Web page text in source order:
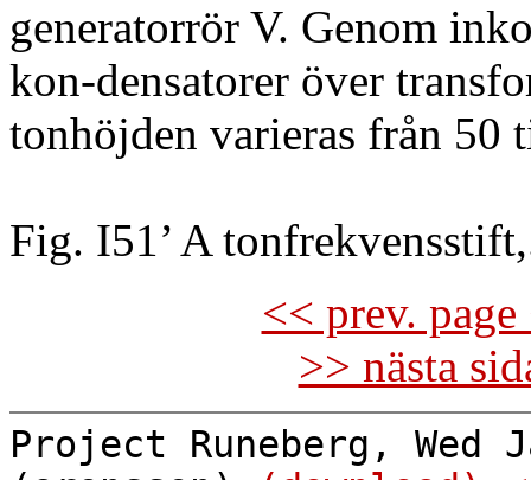
generatorrör V. Genom
kon-densatorer över
tonhöjden varieras från
Fig. I51’ A
<< prev.
>> nästa
Project Runeberg, Wed